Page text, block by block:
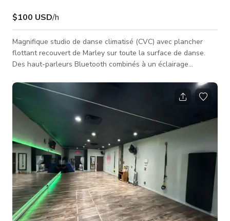
$100 USD/h
Magnifique studio de danse climatisé (CVC) avec plancher
flottant recouvert de Marley sur toute la surface de danse.
Des haut-parleurs Bluetooth combinés à un éclairage
disposons également de hamacs de yoga aérien dans cet
espace studio. Nous avons aussi une porte de garage en verre
qui permet à la lumière naturelle d’entrer dans le studio et un
accès facile pour apporter de grands accessoires et
équipements.